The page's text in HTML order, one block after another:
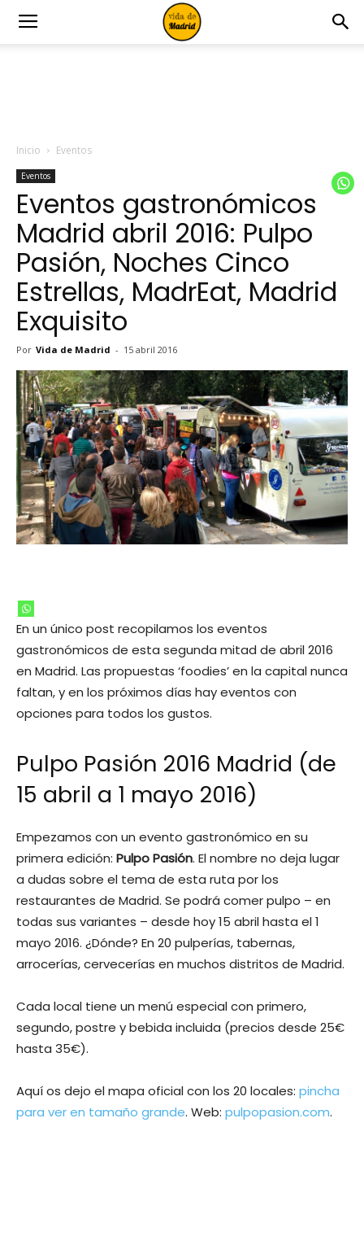
Inicio Eventos
Eventos
Eventos gastronómicos
Madrid abril 2016: Pulpo
Pasión, Noches Cinco
Estrellas, MadrEat, Madrid
Exquisito
Por Vida de Madrid - 15 abril 2016
En un único post recopilamos los eventos
gastronómicos de esta segunda mitad de abril 2016
en Madrid. Las propuestas ‘foodies’ en la capital nunca
faltan, y en los próximos días hay eventos con
opciones para todos los gustos.
Pulpo Pasión 2016 Madrid (de
15 abril a 1 mayo 2016)
Empezamos con un evento gastronómico en su
primera edición: Pulpo Pasión. El nombre no deja lugar
a dudas sobre el tema de esta ruta por los
restaurantes de Madrid. Se podrá comer pulpo – en
todas sus variantes – desde hoy 15 abril hasta el 1
mayo 2016. ¿Dónde? En 20 pulperías, tabernas,
arrocerías, cervecerías en muchos distritos de Madrid.
Cada local tiene un menú especial con primero,
segundo, postre y bebida incluida (precios desde 25€
hasta 35€).
Aquí os dejo el mapa oficial con los 20 locales: pincha
para ver en tamaño grande. Web: pulpopasion.com.